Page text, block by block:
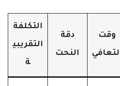
وقت دقة
النحت
التكلفة
التقريبي
ة